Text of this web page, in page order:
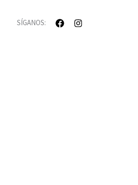
SÍGANOS: